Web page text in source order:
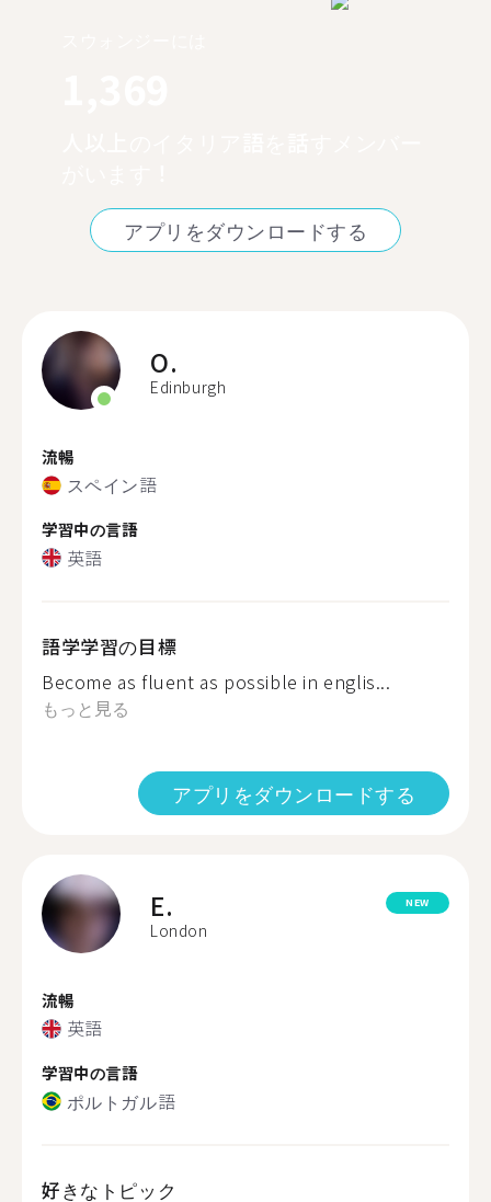
アプリをダウンロードする
O.
Edinburgh
流暢
スペイン語
学習中の言語
英語
語学学習の目標
Become as fluent as possible in englis...
もっと見る
アプリをダウンロードする
E.
London
NEW
流暢
英語
学習中の言語
ポルトガル語
好きなトピック